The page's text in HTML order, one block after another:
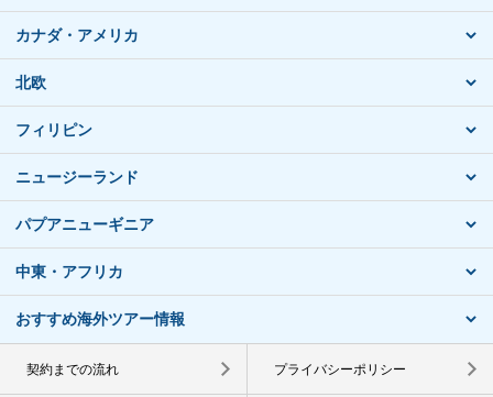
カナダ・アメリカ
北欧
フィリピン
ニュージーランド
パプアニューギニア
中東・アフリカ
おすすめ海外ツアー情報
契約までの流れ プライバシーポリシー